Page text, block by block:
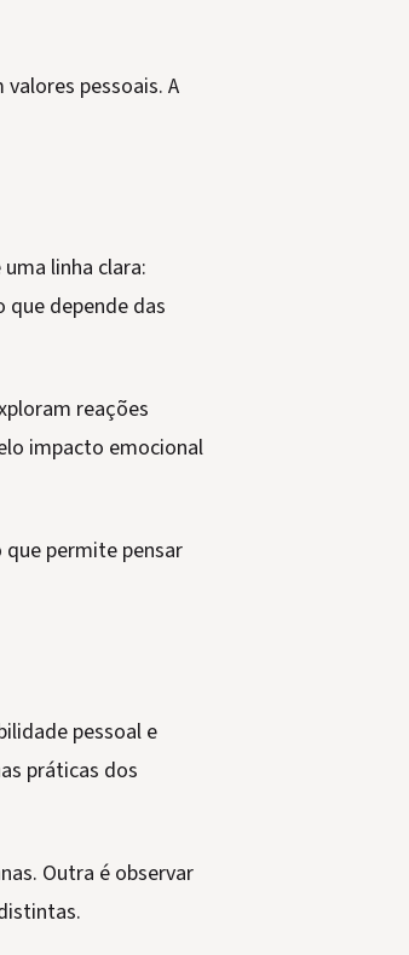
pessoais. A
linha clara:
depende das
reações
impacto emocional
permite pensar
pessoal e
práticas dos
Outra é observar